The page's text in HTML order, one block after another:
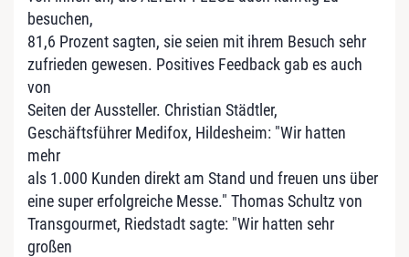
besuchen,
81,6 Prozent sagten, sie seien mit ihrem Besuch sehr
zufrieden gewesen. Positives Feedback gab es auch
von
Seiten der Aussteller. Christian Städtler,
Geschäftsführer Medifox, Hildesheim: "Wir hatten
mehr
als 1.000 Kunden direkt am Stand und freuen uns über
eine super erfolgreiche Messe." Thomas Schultz von
Transgourmet, Riedstadt sagte: "Wir hatten sehr
großen